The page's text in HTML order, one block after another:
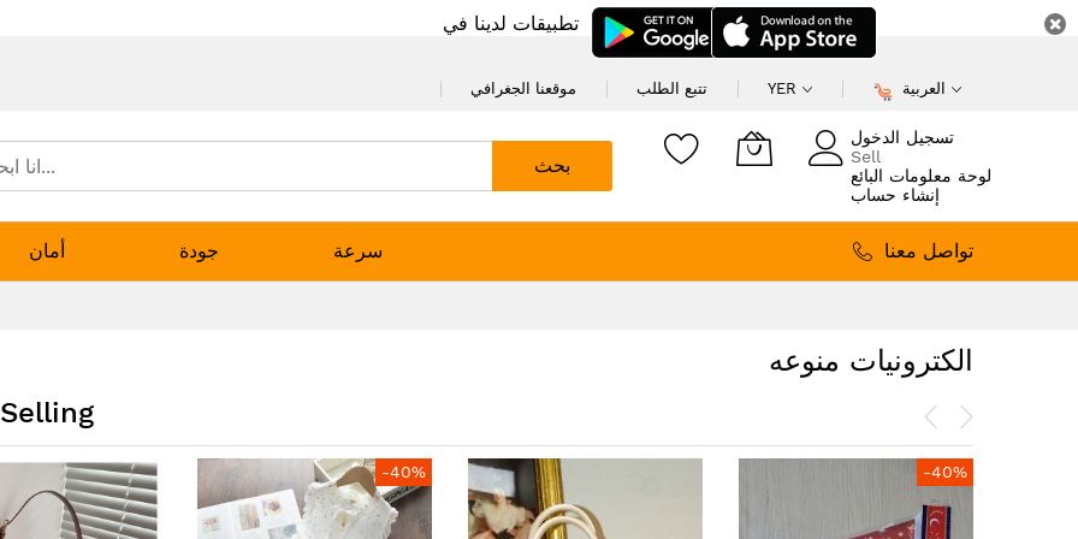
تطبيقات لدينا في
موقعنا الجغرافي تتبع الطلب YER العربية
بحث
تسجيل الدخول
Sell
لوحة معلومات البائع
إنشاء حساب
أمان جودة سرعة
تواصل معنا
الكترونيات منوعه
-40% -40%